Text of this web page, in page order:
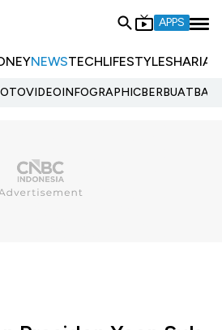
APPS
NEWSTECHLIFESTYLESHARIA
VIDEOINFOGRAPHIC